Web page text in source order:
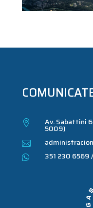
 Av. Sabattini
5009)

 351 230 6569